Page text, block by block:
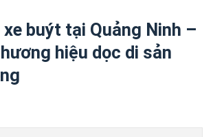
buýt tại Quảng Ninh –
hiệu dọc di sản